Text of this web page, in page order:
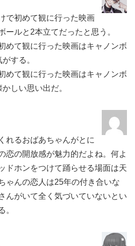
で初めて観に行った映画
ールと2本立てだったと思う。
めて観に行った映画はキャノンボ
する。
めて観に行った映画はキャノンボ
しい思い出だ。
れるおばあちゃんがとに
恋の開放感が魅力的だよね。何よ
ドホンをつけて踊らせる場面は天
ゃんの恋人は25年の付き合いな
んがいて全く気づいていないとい
。